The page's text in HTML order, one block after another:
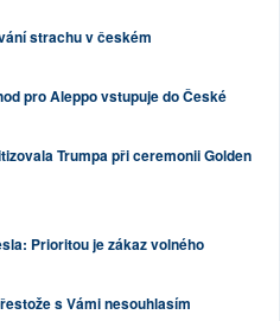
strachu v českém
pro Aleppo vstupuje do České
Trumpa při ceremonii Golden
Prioritou je zákaz volného
s Vámi nesouhlasím